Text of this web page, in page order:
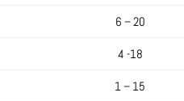
6 – 20
4 -18
1 – 15